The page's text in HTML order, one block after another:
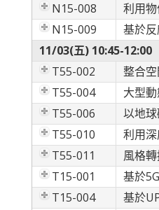
N15-008
利用
N15-009
基於
11/03(五) 10:45-12:00
T55-002
整合
T55-004
大型
T55-006
以地
T55-010
利用
T55-011
風格
T15-001
基於
T15-004
基於